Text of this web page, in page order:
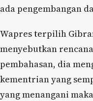
ada pengembangan
Wapres terpilih
menyebutkan
pembahasan, dia
kementrian yang
yang menangani